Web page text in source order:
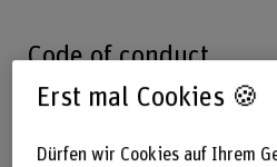
Code of conduct
Eine Lernumgebung schaffen, die
bilden wir Fach- und
Erst mal Cookies 🍪
Dürfen wir Cookies auf Ihrem